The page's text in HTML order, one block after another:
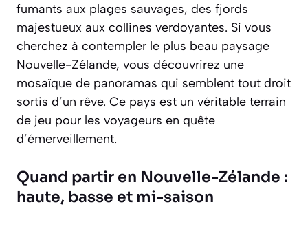
fumants aux plages sauvages, des fjords
majestueux aux collines verdoyantes. Si vous
cherchez à contempler le plus beau paysage
Nouvelle-Zélande, vous découvrirez une
mosaïque de panoramas qui semblent tout droit
sortis d’un rêve. Ce pays est un véritable terrain
de jeu pour les voyageurs en quête
d’émerveillement.
Quand partir en Nouvelle-Zélande :
haute, basse et mi-saison